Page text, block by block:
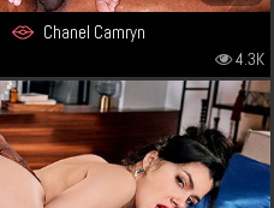
Chanel Camryn
4.3K